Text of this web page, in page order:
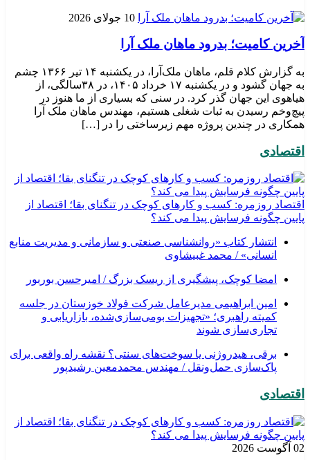
10 جولای 2026
​آخرین کامیت؛ بدرود ماهان ملک آرا
به گزارش کلام قلم، ماهان ملک‌آرا، در یکشنبه ۱۴ تیر ۱۳۶۶ چشم
به جهان گشود و در یکشنبه ۱۷ خرداد ۱۴۰۵، در ۳۸سالگی، از
هیاهوی این جهان گذر کرد. در سنی که بسیاری از ما هنوز در
پیچ‌وخم رسیدن به ثبات شغلی هستیم، مهندس ماهان ملک آرا
همکاری در چندین پروژه مهم زیرساختی را در […]
اقتصادی
اقتصاد روزمره: کسب‌ و کارهای کوچک در تنگنای بقا؛ اقتصاد از
پایین چگونه فرسایش پیدا می کند؟
انتشار کتاب «روانشناسی صنعتی و سازمانی و مدیریت منابع
انسانی» / محمد غبیشاوی
امضا کوچک، پیشگیری از ریسک بزرگ / امیرحسن بوربور
امین ابراهیمی مدیرعامل شرکت فولاد خوزستان در جلسه
کمیته راهبری؛ «تجهیزات بومی‌سازی‌شده، بازاریابی و
تجاری‌سازی شوند
برقی، هیدروژنی یا سوخت‌های سنتی؟ نقشه راه واقعی برای
پاک‌سازی حمل‌ونقل / مهندس محمدمعین رشیدپور
اقتصادی
02 آگوست 2026